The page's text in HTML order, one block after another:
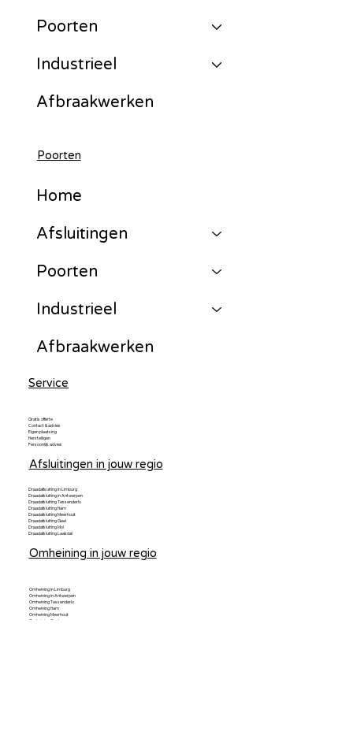
Poorten
Industrieel
Afbraakwerken
Poorten
Home
Afsluitingen
Poorten
Industrieel
Afbraakwerken
Service
Gratis offerte
Contact & advies
Eigen plaatsing
Herstelligen
Persoonlijk advies
Afsluitingen in jouw regio
Draadaflsuiting in Limburg
Draadafsluiting in Antwerpen
Draadafsluiting Tessenderlo
Draadafsluiting Ham
Draadafsluiting Meerhout
Draadafsluiting Geel
Draadafsluiting Mol
Draadafsluiting Laakdal
Omheining in jouw regio
Omheining in Limburg
Omheining in Antwerpen
Omheining Tessenderlo
Omheining Ham
Omheining Meerhout
Omheining Geel